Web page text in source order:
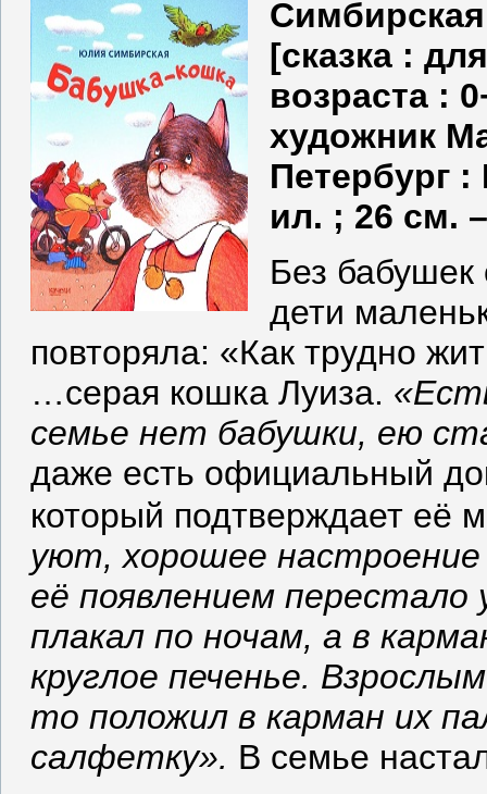
[сказка :
возраста :
художник
Петербург :
ил. ; 26 см.
Без бабушек
дети
повторяла: «Как трудно
…серая кошка Луиза.
семье нет бабушки, ею
даже есть официальный
который подтверждает её
уют, хорошее
её появлением перестало
плакал по ночам, а в
круглое печенье.
то положил в карман их
салфетку». В семье